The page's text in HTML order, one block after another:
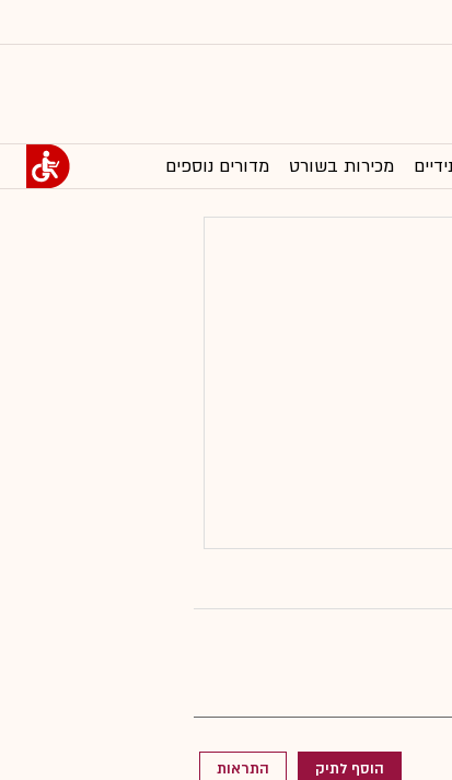
מכירות בשורט מדורים נוספים
הוסף לתיק התראות